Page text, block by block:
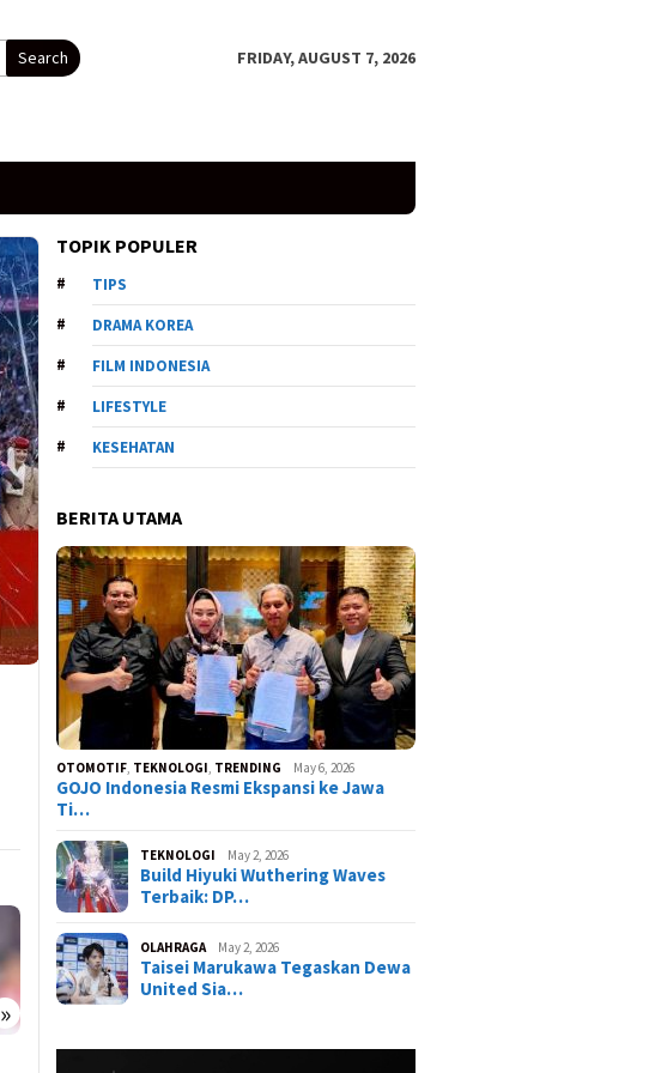
Search FRIDAY, AUGUST 7, 2026
»
TOPIK POPULER
TIPS
DRAMA KOREA
FILM INDONESIA
LIFESTYLE
KESEHATAN
BERITA UTAMA
OTOMOTIF TEKNOLOGI TRENDING May 6, 2026
GOJO Indonesia Resmi Ekspansi ke Jawa
Ti…
TEKNOLOGI May 2, 2026
Build Hiyuki Wuthering Waves
Terbaik: DP…
OLAHRAGA May 2, 2026
Taisei Marukawa Tegaskan Dewa
United Sia…